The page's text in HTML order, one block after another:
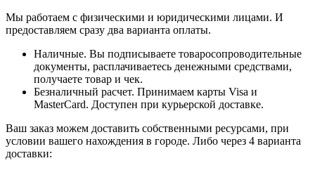
Мы работаем с физическими и юридическими лицами. И
предоставляем сразу два варианта оплаты.
Наличные. Вы подписываете товаросопроводительные
документы, расплачиваетесь денежными средствами,
получаете товар и чек.
Безналичный расчет. Принимаем карты Visa и
MasterCard. Доступен при курьерской доставке.
Ваш заказ можем доставить собственными ресурсами, при
условии вашего нахождения в городе. Либо через 4 варианта
доставки: